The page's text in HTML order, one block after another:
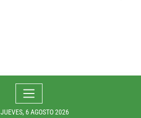
JUEVES, 6 AGOSTO 2026